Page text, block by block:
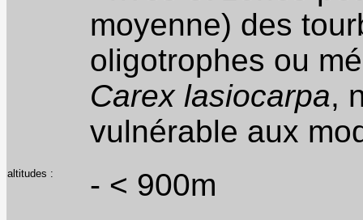
moyenne) des
oligotrophes ou
Carex lasiocarpa,
vulnérable aux
altitudes : - < 900m